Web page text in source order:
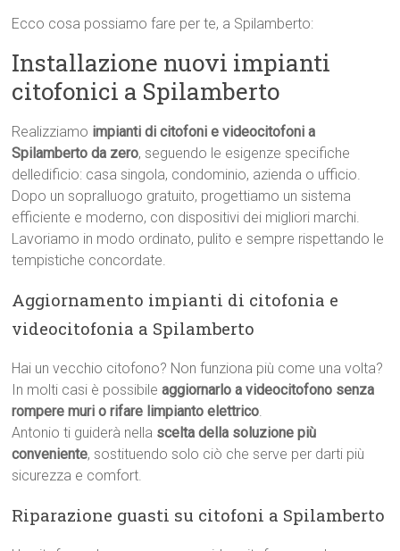
Ecco cosa possiamo fare per te, a Spilamberto:
Installazione nuovi impianti
citofonici a Spilamberto
Realizziamo impianti di citofoni e videocitofoni a
Spilamberto da zero, seguendo le esigenze specifiche
delledificio: casa singola, condominio, azienda o ufficio.
Dopo un sopralluogo gratuito, progettiamo un sistema
efficiente e moderno, con dispositivi dei migliori marchi.
Lavoriamo in modo ordinato, pulito e sempre rispettando le
tempistiche concordate.
Aggiornamento impianti di citofonia e
videocitofonia a Spilamberto
Hai un vecchio citofono? Non funziona più come una volta?
In molti casi è possibileaggiornarlo a videocitofono senza
rompere muri o rifare limpianto elettrico.
Antonio ti guiderà nella scelta della soluzione più
conveniente, sostituendo solo ciò che serve per darti più
sicurezza e comfort.
Riparazione guasti su citofoni a Spilamberto